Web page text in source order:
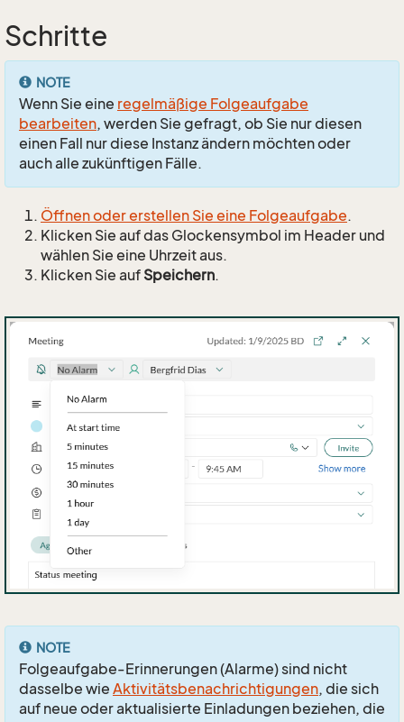
Schritte
NOTE
Wenn Sie eine regelmäßige Folgeaufgabe
bearbeiten, werden Sie gefragt, ob Sie nur diesen
einen Fall nur diese Instanz ändern möchten oder
auch alle zukünftigen Fälle.
Öffnen oder erstellen Sie eine Folgeaufgabe.
Klicken Sie auf das Glockensymbol im Header und
wählen Sie eine Uhrzeit aus.
Klicken Sie auf Speichern.
NOTE
Folgeaufgabe-Erinnerungen (Alarme) sind nicht
dasselbe wie Aktivitätsbenachrichtigungen, die sich
auf neue oder aktualisierte Einladungen beziehen, die